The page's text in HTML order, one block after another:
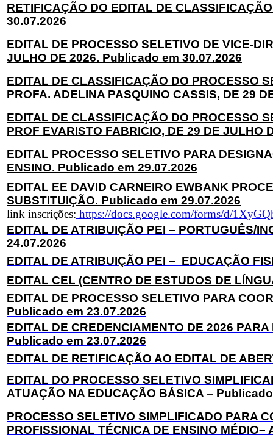
RETIFICAÇÃO DO EDITAL DE
30.07.2026
EDITAL DE PROCESSO SELETIVO DE VICE-
JULHO DE 2026. Publicado em 30.07.2026
EDITAL DE CLASSIFICAÇÃO DO PROCESSO
PROFA. ADELINA PASQUINO CASSIS, DE 29
EDITAL DE CLASSIFICAÇÃO DO PROCESSO
PROF EVARISTO FABRICIO, DE 29 DE
EDITAL PROCESSO SELETIVO PARA
ENSINO. Publicado em 29.07.2026
EDITAL EE DAVID CARNEIRO EWBANK
SUBSTITUIÇÃO. Publicado em 29.07.2026
link inscrições: https://docs.google.com/forms/d/
EDITAL DE ATRIBUIÇÃO PEI – PORTUGUÊS/
24.07.2026
EDITAL DE ATRIBUIÇÃO PEI – EDUCAÇÃO
EDITAL CEL (CENTRO DE ESTUDOS DE
EDITAL DE PROCESSO SELETIVO PARA
Publicado em 23.07.2026
EDITAL DE CREDENCIAMENTO DE 2026
Publicado em 23.07.2026
EDITAL DE RETIFICAÇÃO AO EDITAL DE
EDITAL DO PROCESSO SELETIVO
ATUAÇÃO NA EDUCAÇÃO BÁSICA –
PROCESSO SELETIVO SIMPLIFICADO PARA
PROFISSIONAL TÉCNICA DE ENSINO